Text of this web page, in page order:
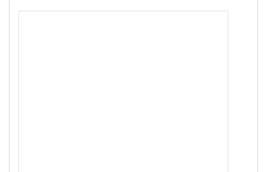
COTATION SPÉCIFIQUE